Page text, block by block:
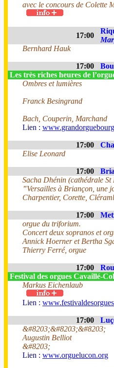
avec le concours de Colette
17:00
Bernhard Hauk
17:00
Les très riches heures de
Ombres et lumières
Franck Besingrand
Bach, Couperin, Marchand
Lien :
17:00
Elise Leonard
17:00
Sacha Dhénin (cathédrale St
”Versailles à Briançon, une
Charpentier, Corette,
17:00
orgue du triforium.
Concert deux sopranos et
Annick Hoerner et Bertha
Thierry Ferré, orgue
17:00
Festival des orgues Cavaillé-
Markus Eichenlaub
Lien :
17:00
&#8203;&#8203;&#8203;
Augustin Belliot
&#8203;
Lien : www.orguelucon.org